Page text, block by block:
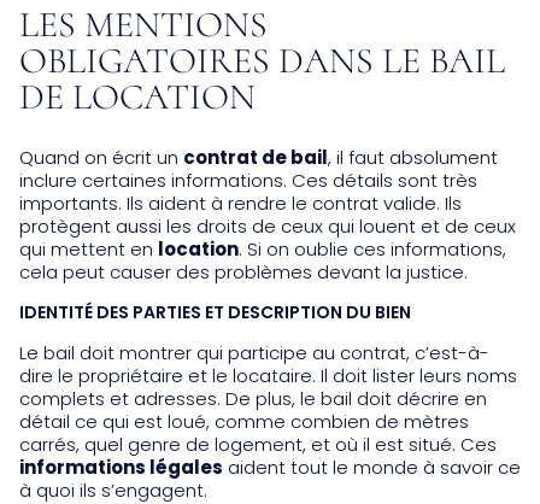
LES MENTIONS
OBLIGATOIRES DANS LE BAIL
DE LOCATION
Quand on écrit un contrat de bail, il faut absolument
inclure certaines informations. Ces détails sont très
importants. Ils aident à rendre le contrat valide. Ils
protègent aussi les droits de ceux qui louent et de ceux
qui mettent en location. Si on oublie ces informations,
cela peut causer des problèmes devant la justice.
IDENTITÉ DES PARTIES ET DESCRIPTION DU BIEN
Le bail doit montrer qui participe au contrat, c’est-à-
dire le propriétaire et le locataire. Il doit lister leurs noms
complets et adresses. De plus, le bail doit décrire en
détail ce qui est loué, comme combien de mètres
carrés, quel genre de logement, et où il est situé. Ces
informations légales aident tout le monde à savoir ce
à quoi ils s’engagent.